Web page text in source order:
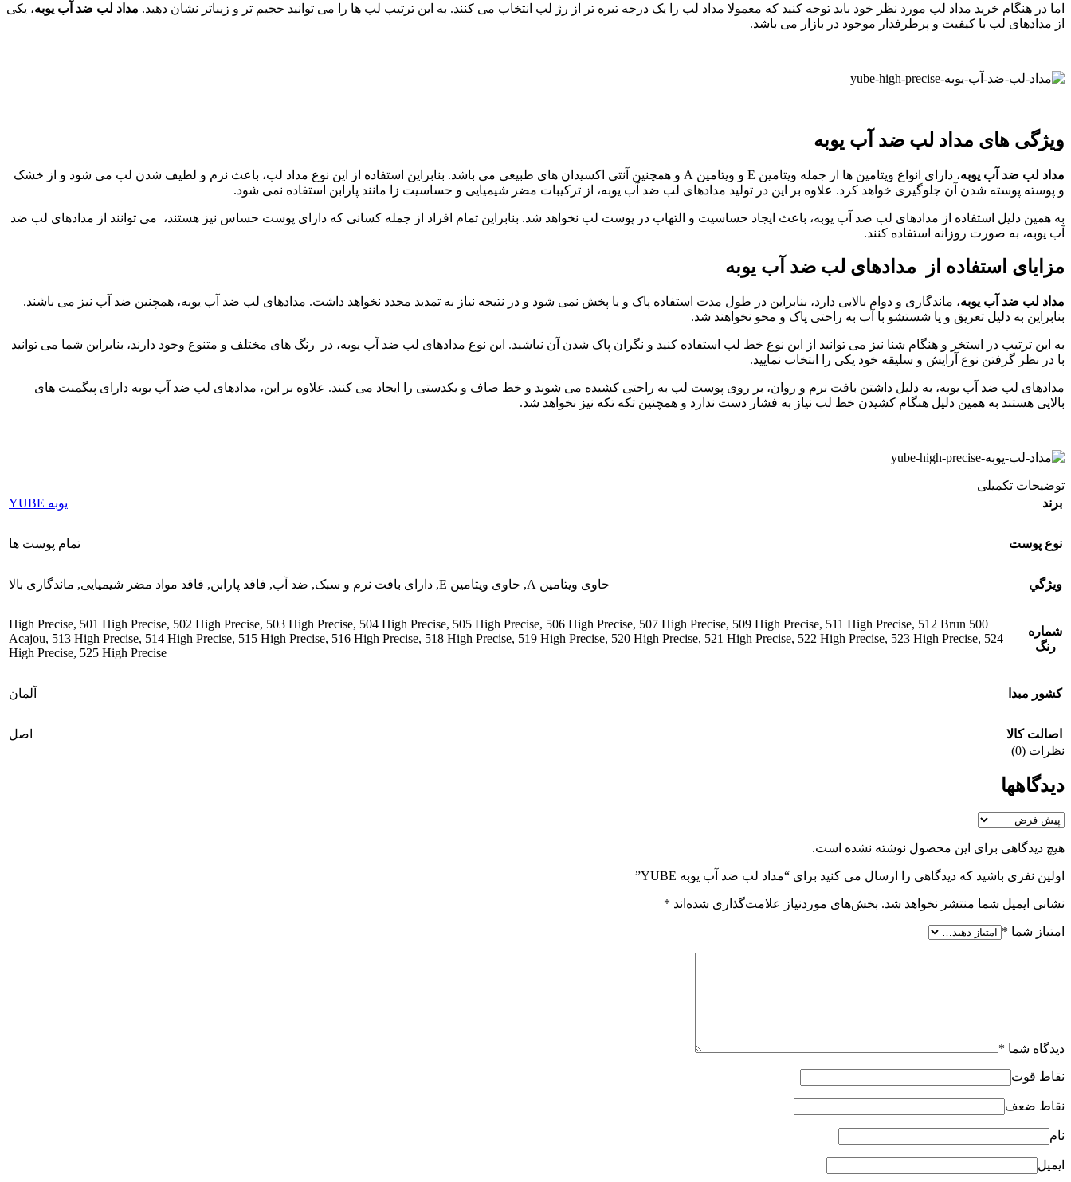
اما در هنگام خرید مداد لب مورد نظر خود باید توجه کنید که معمولا مداد لب را یک درجه تیره تر از رژ لب انتخاب می کنند. به این ترتیب لب ها را می توانید حجیم تر و زیباتر نشان دهید. مداد لب ضد آب یوبه، یکی
از مدادهای لب با کیفیت و پرطرفدار موجود در بازار می باشد.
ویژگی های مداد لب ضد آب یوبه
مداد لب ضد آب یوبه
، دارای انواع ویتامین ها از جمله ویتامین E و ویتامین A و همچنین آنتی اکسیدان های طبیعی می باشد. بنابراین استفاده از این نوع مداد لب، باعث نرم و لطیف شدن لب می شود و از خشک
و پوسته پوسته شدن آن جلوگیری خواهد کرد. علاوه بر این در تولید مدادهای لب ضد آب یوبه، از ترکیبات مضر شیمیایی و حساسیت زا مانند پارابن استفاده نمی شود.
به همین دلیل استفاده از مدادهای لب ضد آب یوبه، باعث ایجاد حساسیت و التهاب در پوست لب نخواهد شد. بنابراین تمام افراد از جمله کسانی که دارای پوست حساس نیز هستند، می توانند از مدادهای لب ضد
آب یوبه، به صورت روزانه استفاده کنند.
مزایای استفاده از مدادهای لب ضد آب یوبه
مداد لب ضد آب یوبه، ماندگاری و دوام بالایی دارد، بنابراین در طول مدت استفاده پاک و یا پخش نمی شود و در نتیجه نیاز به تمدید مجدد نخواهد داشت. مدادهای لب ضد آب یوبه، همچنین ضد آب نیز می باشند.
بنابراین به دلیل تعریق و یا شستشو با آب به راحتی پاک و محو نخواهند شد.
به این ترتیب در استخر و هنگام شنا نیز می توانید از این نوع خط لب استفاده کنید و نگران پاک شدن آن نباشید. این نوع مدادهای لب ضد آب یوبه، در رنگ های مختلف و متنوع وجود دارند، بنابراین شما می توانید
با در نظر گرفتن نوع آرایش و سلیقه خود یکی را انتخاب نمایید.
مدادهای لب ضد آب یوبه، به دلیل داشتن بافت نرم و روان، بر روی پوست لب به راحتی کشیده می شوند و خط صاف و یکدستی را ایجاد می کنند. علاوه بر این، مدادهای لب ضد آب یوبه دارای پیگمنت های
بالایی هستند به همین دلیل هنگام کشیدن خط لب نیاز به فشار دست ندارد و همچنین تکه تکه نیز نخواهد شد.
توضیحات تکمیلی
برند
یوبه YUBE
نوع پوست تمام پوست ها
ويژگي حاوی ویتامین A , حاوی ویتامین E , دارای بافت نرم و سبک, ضد آب, فاقد پارابن, فاقد مواد مضر شیمیایی, ماندگاری بالا
شماره
رنگ
500 High Precise
, 501 High Precise, 502 High Precise, 503 High Precise, 504 High Precise, 505 High Precise, 506 High Precise, 507 High Precise, 509 High Precise, 511 High Precise, 512 Brun
Acajou, 513 High Precise, 514 High Precise, 515 High Precise, 516 High Precise, 518 High Precise, 519 High Precise, 520 High Precise, 521 High Precise, 522 High Precise, 523 High Precise, 524
High Precise, 525 High Precise
کشور مبدا آلمان
اصالت کالا
اصل
نظرات (0)
دیدگاهها
هیچ دیدگاهی برای این محصول نوشته نشده است.
اولین نفری باشید که دیدگاهی را ارسال می کنید برای “مداد لب ضد آب یوبه YUBE”
نشانی ایمیل شما منتشر نخواهد شد. بخش‌های موردنیاز علامت‌گذاری شده‌اند *
امتیاز شما *
دیدگاه شما *
نقاط قوت
نقاط ضعف
نام
ایمیل